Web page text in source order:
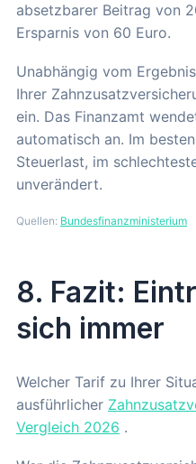
absetzbarer Beitrag von
Ersparnis von 60 Euro.
Unabhängig vom
Ihrer
ein. Das Finanzamt
automatisch an. Im
Steuerlast, im
unverändert.
Quellen: Bundesfinanzministerium
8. Fazit:
sich immer
Welcher Tarif zu Ihrer
ausführlicher
Vergleich 2026 .